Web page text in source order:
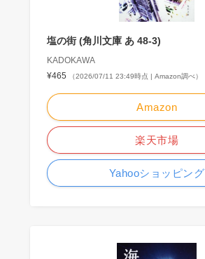
塩の街 (角川文庫 あ 48-3)
KADOKAWA
¥465
（2026/07/11 23:49時点 | Amazon調べ）
Amazon
楽天市場
Yahooショッピング